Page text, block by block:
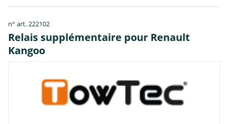
n° art. 222102
Relais supplémentaire pour Renault
Kangoo